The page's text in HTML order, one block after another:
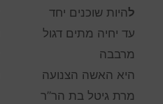
להיות שוכנים יחד
עד יחיה מתים דגול
מרבבה
היא האשה הצנועה
מרת גיטל בת הר”ר